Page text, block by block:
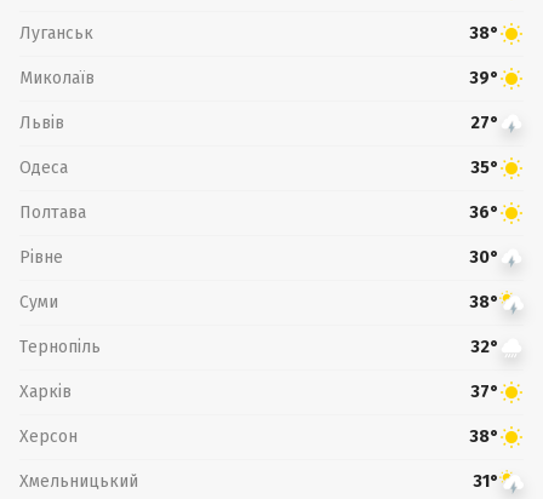
Луганськ 38°
Миколаїв 39°
Львів 27°
Одеса 35°
Полтава 36°
Рівне 30°
Суми 38°
Тернопіль 32°
Харків 37°
Херсон 38°
Хмельницький 31°